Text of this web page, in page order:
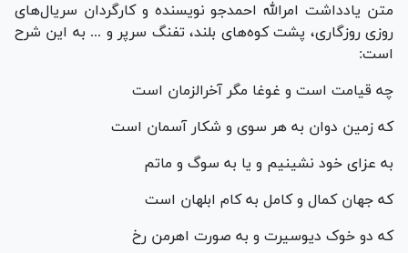
متن یادداشت امرالله احمدجو نویسنده و کارگردان سریال‌های
روزی روزگاری، پشت کوه‌های بلند، تفنگ سرپر و ... به این شرح
است:
چه قیامت است و غوغا مگر آخرالزمان است
که زمین دوان به هر سوی و شکار آسمان است
به عزای خود نشینیم و یا به سوگ و ماتم
که جهان کمال و کامل به کام ابلهان است
که دو خوک دیوسیرت و به صورت اهرمن رخ